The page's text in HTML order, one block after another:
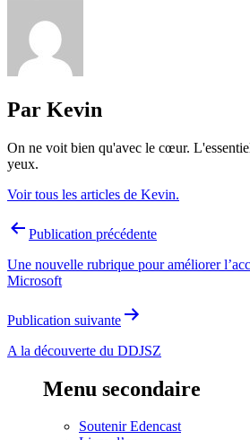
Par Kevin
On ne voit bien qu'avec le cœur.
yeux.
Voir tous les articles de Kevin.
Navigation
l’article
Publication précédente
Une nouvelle rubrique pour améliorer
Microsoft
Publication suivante
A la découverte du DDJSZ
Menu secondaire
Soutenir Edencast